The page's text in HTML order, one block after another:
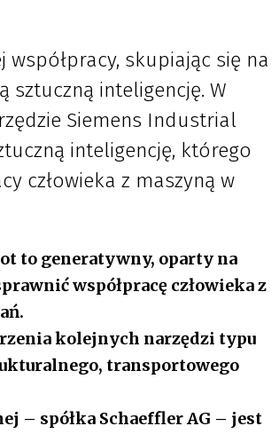
skupiając się na
sztuczną inteligencję. W
Siemens Industrial
inteligencję, którego
człowieka z maszyną w
to generatywny, oparty na
współpracę człowieka z
kolejnych narzędzi typu
transportowego
– spółka Schaeffler AG – jest